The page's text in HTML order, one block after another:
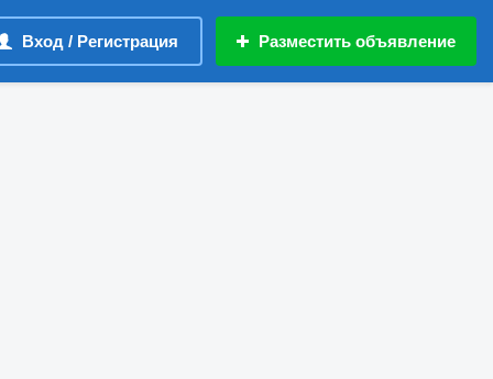
Вход / Регистрация Разместить объявление